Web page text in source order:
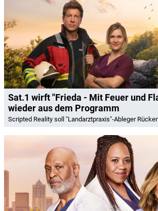
Sat.1 wirft "Frieda - Mit Feuer und
wieder aus dem Programm
Scripted Reality soll "Landarztpraxis"-Ableger